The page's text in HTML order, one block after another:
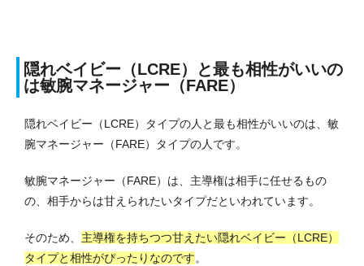
隠れベイビー（LCRE）と最も相性がいいの
は敏腕マネージャー（FARE）
隠れベイビー（LCRE）タイプの人と最も相性がいいのは、敏
腕マネージャー（FARE）タイプの人です。
敏腕マネージャー（FARE）は、主導権は相手に任せるもの
の、相手からは甘えられたいタイプだといわれています。
そのため、 主導権を持ちつつ甘えたい隠れベイビー（LCRE）
タイプと相性がぴったりなのです。